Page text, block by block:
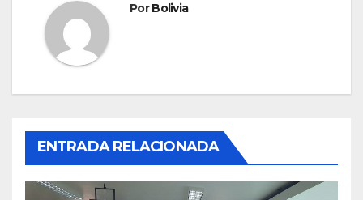
PorBolivia
ENTRADA RELACIONADA